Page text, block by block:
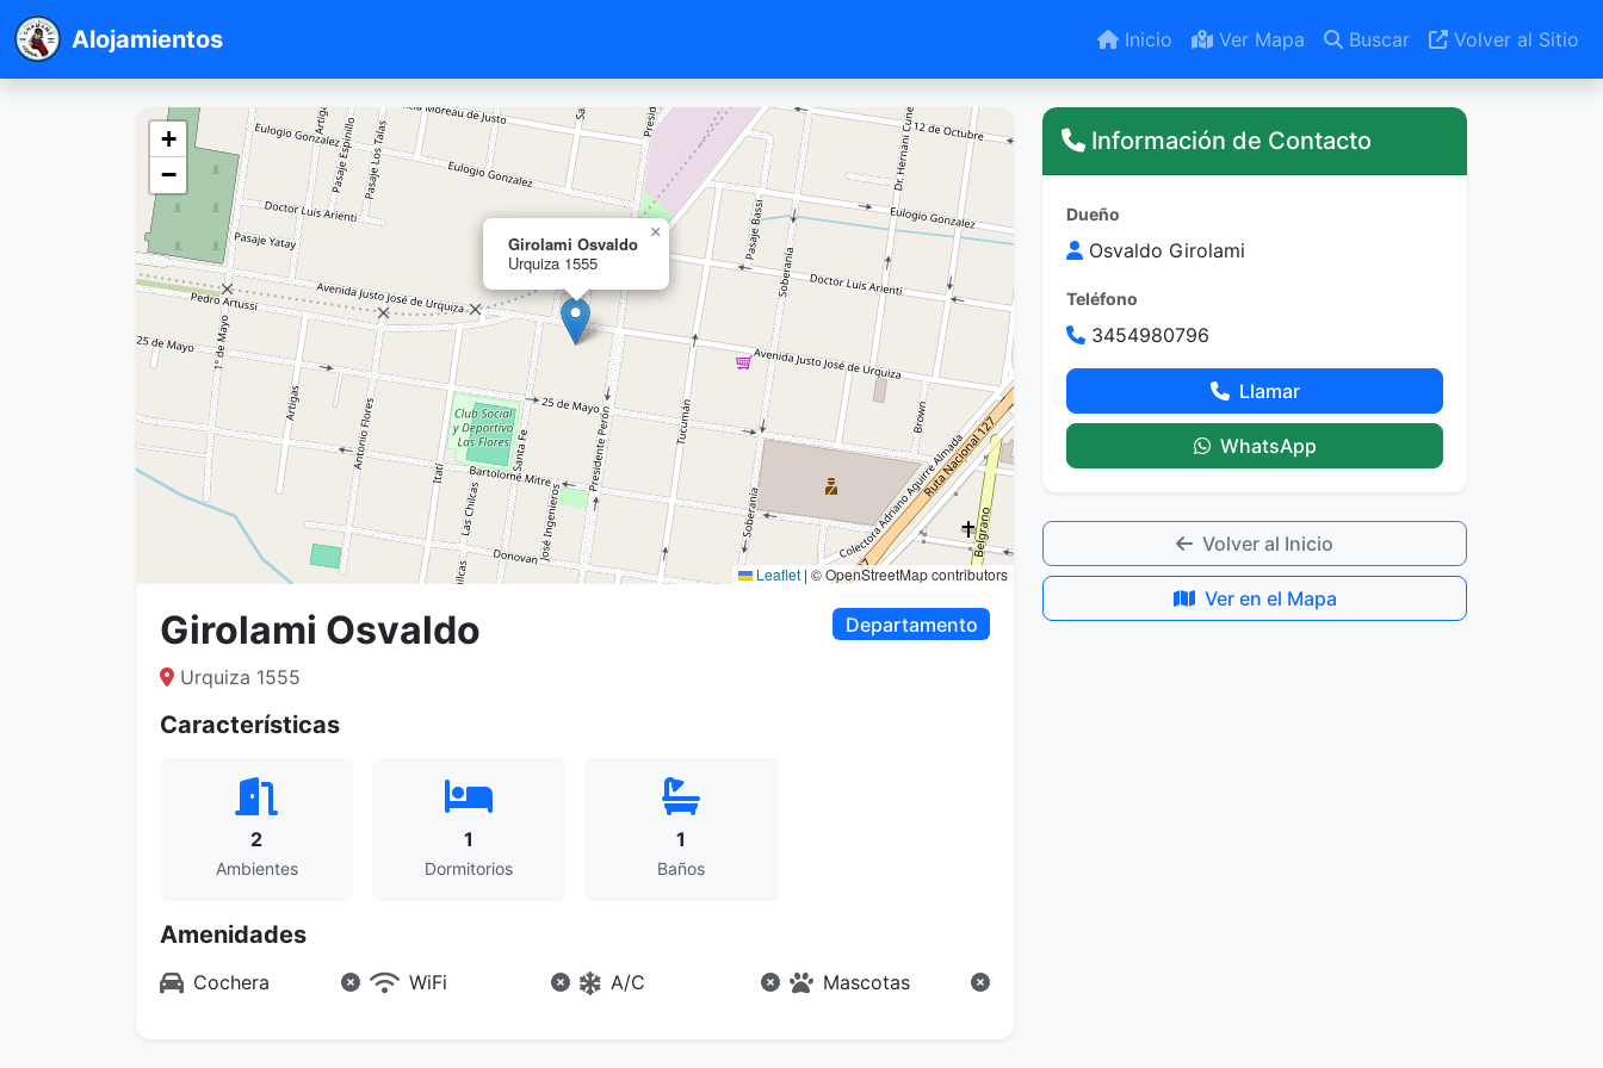
Alojamientos Inicio Ver Mapa Buscar Volver al Sitio
Girolami Osvaldo
Urquiza 1555
×
+
−
Leaflet | © OpenStreetMap contributors
Girolami Osvaldo
Urquiza 1555
Departamento
Características
2
Ambientes
1
Dormitorios
1
Baños
Amenidades
Cochera WiFi A/C Mascotas
Información de Contacto
Dueño
Osvaldo Girolami
Teléfono
3454980796
Llamar
WhatsApp
Volver al Inicio
Ver en el Mapa